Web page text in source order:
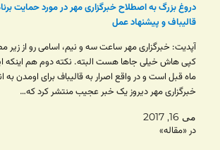
دروغ بزرگ به اصطلاح خبرگزاری مهر در مورد حمایت
قالیباف و پیشنهاد عمل
آپدیت: خبرگزاری مهر ساعت سه و نیم، اسامی رو از
کپی هاش خیلی جاها هست البته. نکته دوم هم اینکه
ماه قبل است و در واقع اصرار به قالیباف برای اومدن به
خبرگزاری مهر دیروز یک خبر عجیب منتشر کرد که…
می 16, 2017
در «مقاله»